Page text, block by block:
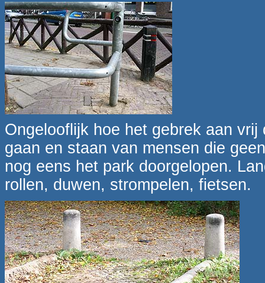
Ongelooflijk hoe het gebrek aan
gaan en staan van mensen die
nog eens het park doorgelopen.
rollen, duwen, strompelen, fietsen.